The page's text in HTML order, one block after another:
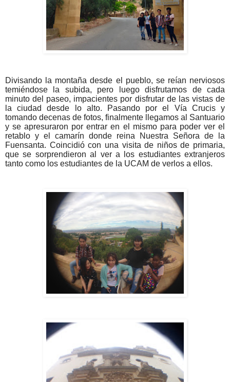
Divisando la montaña desde el pueblo, se reían nerviosos
temiéndose la subida, pero luego disfrutamos de cada
minuto del paseo, impacientes por disfrutar de las vistas de
la ciudad desde lo alto. Pasando por el Vía Crucis y
tomando decenas de fotos, finalmente llegamos al Santuario
y se apresuraron por entrar en el mismo para poder ver el
retablo y el camarín donde reina Nuestra Señora de la
Fuensanta. Coincidió con una visita de niños de primaria,
que se sorprendieron al ver a los estudiantes extranjeros
tanto como los estudiantes de la UCAM de verlos a ellos.